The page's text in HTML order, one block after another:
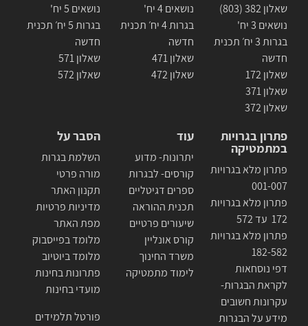
שאלון 382 (803)
נושאים 3 יח'
בגרות 3 יח׳ תכנית
חדשה
שאלון 172
שאלון 371
שאלון 372
נושאים 4 יח'
בגרות 4 יח׳ תכנית
חדשה
שאלון 471
שאלון 472
נושאים 5 יח'
בגרות 5 יח׳ תכנית
חדשה
שאלון 571
שאלון 572
פתרון בגרויות
במתמטיקה
פתרון מלא בגרויות
001-007
פתרון מלא בגרויות
172 עד 572
פתרון מלא בגרויות
182-582
דפי נוסחאות
לקראת הבגרות-
עקרונות חשובים
מידע על הבגרות
עוד
יתרונות- מדוע
קורסים- לבגרות
ספרים דגיטליים
תכנית ההוראה
שיעורים פרטיים
קורס אונליין
משרד החינוך
לימוד מתמטיקה
הסבר על
השלמת בגרות
מורה פרטי
תקנון האתר
מדיניות פרטיות
מפת האתר
מלומד בפייסבוק
מלומד ביוטיוב
פתרונות בחינות
מועדי בחינות
פורטל תלמידים